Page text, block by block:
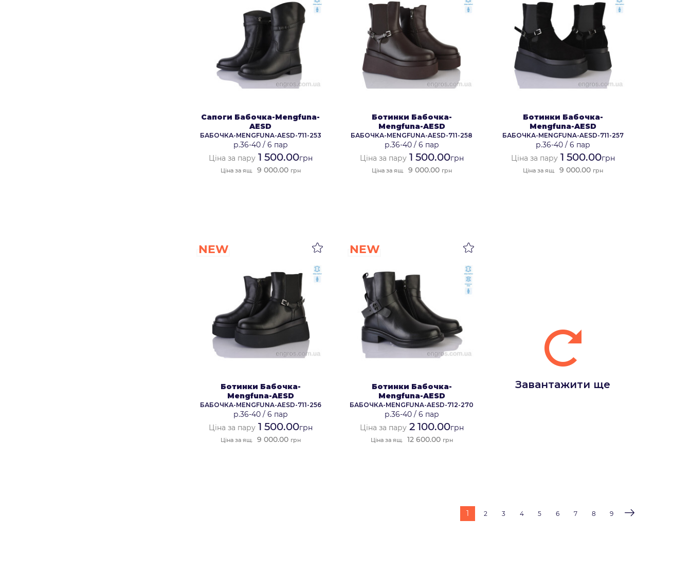
Сапоги Бабочка-Mengfuna-
AESD
БАБОЧКА-MENGFUNA-AESD-711-253
р.36-40/ 6 пар
Ціна за пару1 500.00грн
Ціна за ящ. 9 000.00 грн
Ботинки Бабочка-
Mengfuna-AESD
БАБОЧКА-MENGFUNA-AESD-711-258
р.36-40/ 6 пар
Ціна за пару1 500.00грн
Ціна за ящ. 9 000.00 грн
Ботинки Бабочка-
Mengfuna-AESD
БАБОЧКА-MENGFUNA-AESD-711-257
р.36-40/ 6 пар
Ціна за пару1 500.00грн
Ціна за ящ. 9 000.00 грн
NEW
Ботинки Бабочка-
Mengfuna-AESD
БАБОЧКА-MENGFUNA-AESD-711-256
р.36-40/ 6 пар
Ціна за пару1 500.00грн
Ціна за ящ. 9 000.00 грн
NEW
Ботинки Бабочка-
Mengfuna-AESD
БАБОЧКА-MENGFUNA-AESD-712-270
р.36-40/ 6 пар
Ціна за пару2 100.00грн
Ціна за ящ. 12 600.00 грн
Завантажити ще
1 2 3 4 5 6 7 8 9